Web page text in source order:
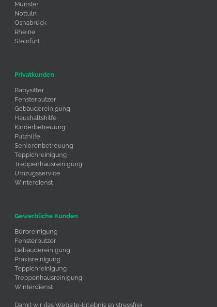
Münster
Nottuln
Osnabrück
Rheine
Steinfurt
Privatkunden
Babysitter
Fensterputzer
Gebäudereinigung
Haushaltshilfe
Kinderbetreuung
Putzhilfe
Seniorenbetreuung
Teppichreinigung
Treppenhausreinigung
Umzugsservice
Winterdienst
Gewerbliche Kunden
Büroreinigung
Fensterputzer
Gebäudereinigung
Praxisreinigung
Teppichreinigung
Treppenhausreinigung
Winterdienst
Damit wir das Website-Erlebnis so stressfrei